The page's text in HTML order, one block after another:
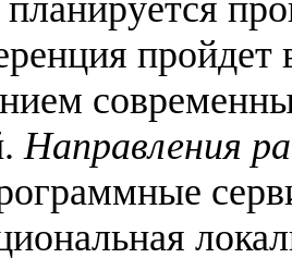
планируется
пройдет
Направления